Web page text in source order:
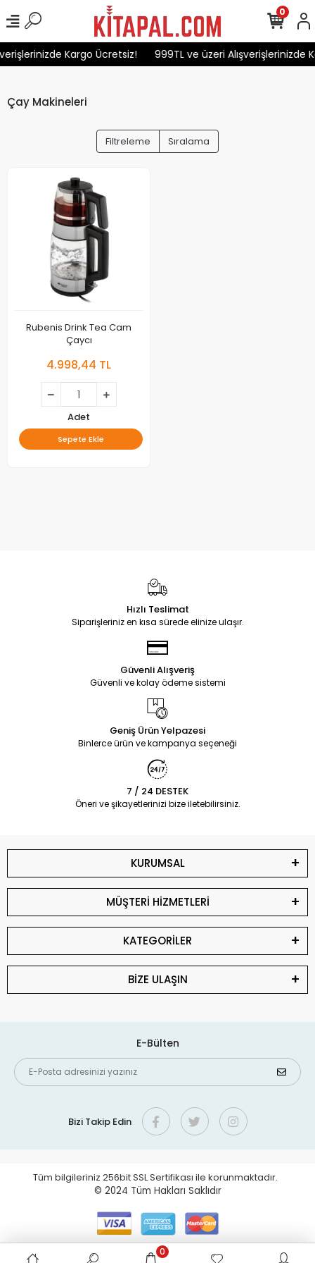
Kargo Ücretsiz! 999TL ve üzeri Alışverişlerinizde
0
Çay Makineleri
Filtreleme Sıralama
Rubenis Drink Tea Cam
Çaycı
4.998,44 TL
Adet
Sepete Ekle
Hızlı Teslimat
Siparişleriniz en kısa sürede elinize ulaşır.
Güvenli Alışveriş
Güvenli ve kolay ödeme sistemi
Geniş Ürün Yelpazesi
Binlerce ürün ve kampanya seçeneği
7 / 24 DESTEK
Öneri ve şikayetlerinizi bize iletebilirsiniz.
KURUMSAL
MÜŞTERİ HİZMETLERİ
KATEGORİLER
BİZE ULAŞIN
E-Bülten
Bizi Takip Edin
Tüm bilgileriniz 256bit SSL Sertifikası ile korunmaktadır.
© 2024 Tüm Hakları Saklıdır
0